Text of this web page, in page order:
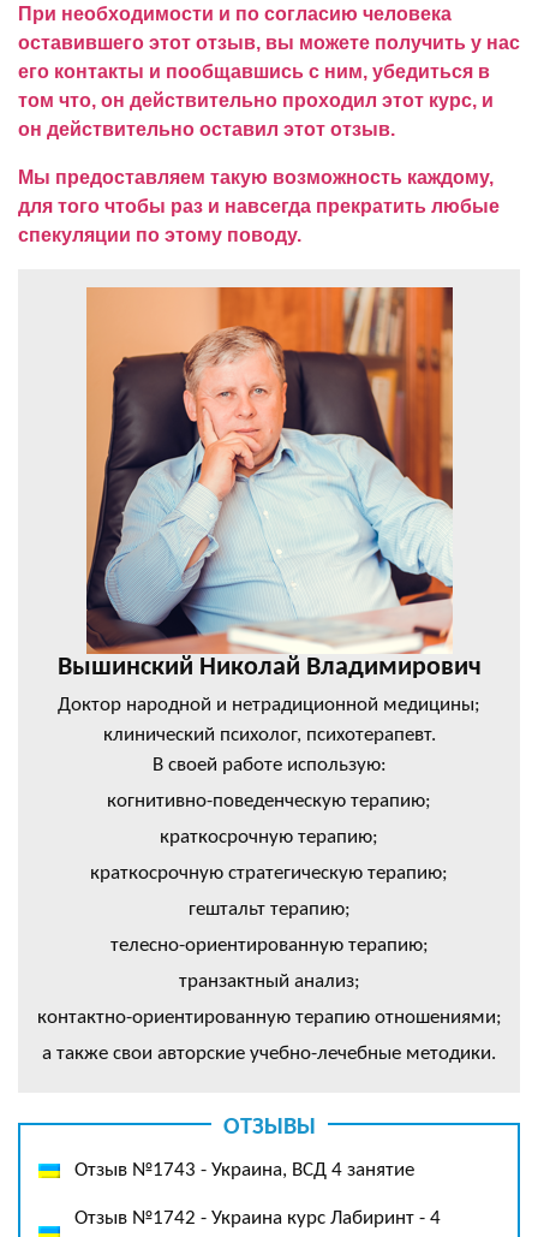
При необходимости и по согласию человека
оставившего этот отзыв, вы можете получить у нас
его контакты и пообщавшись с ним, убедиться в
том что, он действительно проходил этот курс, и
он действительно оставил этот отзыв.
Мы предоставляем такую возможность каждому,
для того чтобы раз и навсегда прекратить любые
спекуляции по этому поводу.
Вышинский Николай Владимирович
Доктор народной и нетрадиционной медицины;
клинический психолог, психотерапевт.
В своей работе использую:
когнитивно-поведенческую терапию;
краткосрочную терапию;
краткосрочную стратегическую терапию;
гештальт терапию;
телесно-ориентированную терапию;
транзактный анализ;
контактно-ориентированную терапию отношениями;
а также свои авторские учебно-лечебные методики.
ОТЗЫВЫ
Отзыв №1743 - Украина, ВСД 4 занятие
Отзыв №1742 - Украина курс Лабиринт - 4